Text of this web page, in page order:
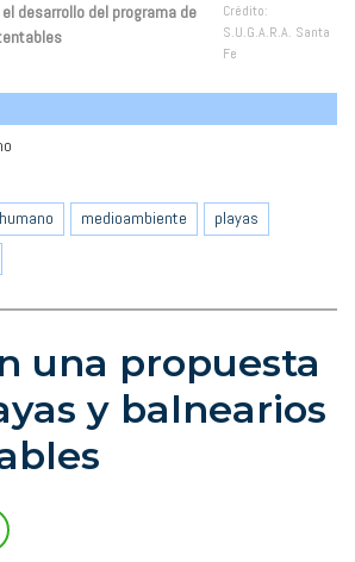
desarrollo del programa de
Crédito:
S.U.G.A.R.A. Santa
Fe
medioambiente
playas
una propuesta
y balnearios